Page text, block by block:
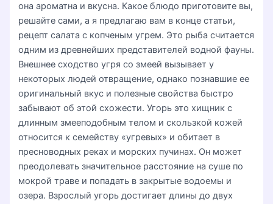
она ароматна и вкусна. Какое блюдо приготовите вы,
решайте сами, а я предлагаю вам в конце статьи,
рецепт салата с копченым угрем. Это рыба считается
одним из древнейших представителей водной фауны.
Внешнее сходство угря со змеей вызывает у
некоторых людей отвращение, однако познавшие ее
оригинальный вкус и полезные свойства быстро
забывают об этой схожести. Угорь это хищник с
длинным змееподобным телом и скользкой кожей
относится к семейству «угревых» и обитает в
пресноводных реках и морских пучинах. Он может
преодолевать значительное расстояние на суше по
мокрой траве и попадать в закрытые водоемы и
озера. Взрослый угорь достигает длины до двух